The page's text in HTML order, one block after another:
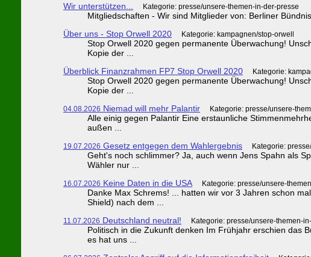
Wir unterstützen...
Kategorie: presse/unsere-themen-in-der-presse
Mitgliedschaften - Wir sind Mitglieder von: Berliner
Über uns - Stop Orwell 2020
Kategorie: kampagnen/stop-orwell
Stop Orwell 2020 gegen permanente Überwachung!
Kopie der ...
Überblick Finanzrahmen FP7 Stop Orwell 2020
Kategorie:
Stop Orwell 2020 gegen permanente Überwachung!
Kopie der ...
04.08.2026 Niemad will mehr Palantir Kategorie: presse/unsere-
Alle einig gegen Palantir Eine erstaunliche
außen ...
19.07.2026 Gesetz entgegen dem Wahlergebnis Kategorie:
Geht's noch schlimmer? Ja, auch wenn Jens Spahn als
Wähler nur ...
16.07.2026 Keine Daten in die USA Kategorie: presse/unsere-
Danke Max Schrems! ... hatten wir vor 3 Jahren schon
Shield) nach dem ...
11.07.2026 Deutschland neutral! Kategorie: presse/unsere-themen-
Politisch in die Zukunft denken Im Frühjahr erschien das
es hat uns ...